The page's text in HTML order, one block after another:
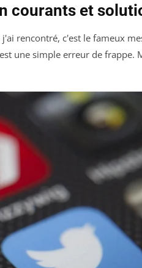
courants et
j'ai rencontré, c'est le fameux
une simple erreur de frappe.